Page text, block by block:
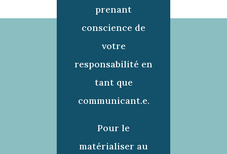
prenant
conscience de
votre
responsabilité en
tant que
communicant.e.
Pour le
matérialiser au